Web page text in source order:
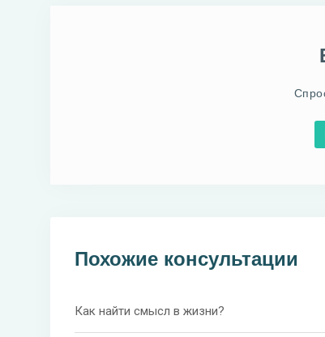
Похожие консультации
Как найти смысл в жизни?